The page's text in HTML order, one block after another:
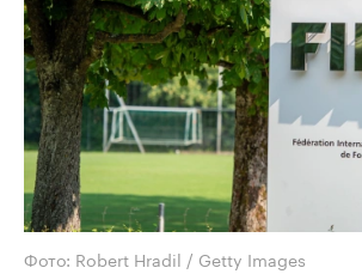
Фото: Robert Hradil / Getty Images